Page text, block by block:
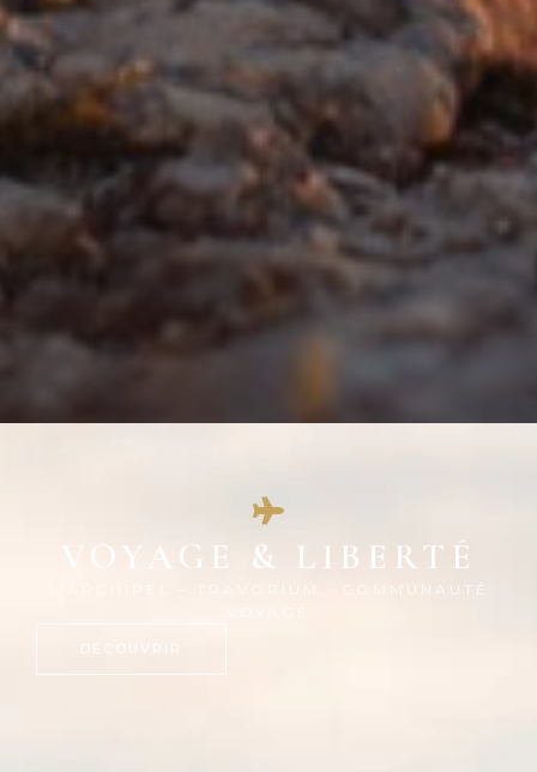
VOYAGE & LIBERTÉ
L'ARCHIPEL – TRAVORIUM · COMMUNAUTÉ
DÉCOUVRIR